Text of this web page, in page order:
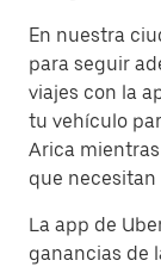
En nuestra
para seguir
viajes con la
tu vehículo
Arica
que necesitan
La app de
ganancias de